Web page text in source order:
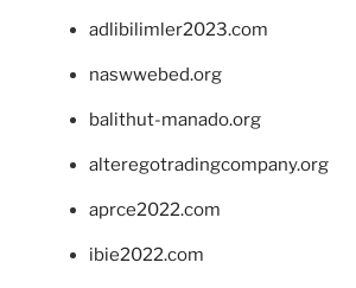
adlibilimler2023.com
naswwebed.org
balithut-manado.org
alteregotradingcompany.org
aprce2022.com
ibie2022.com